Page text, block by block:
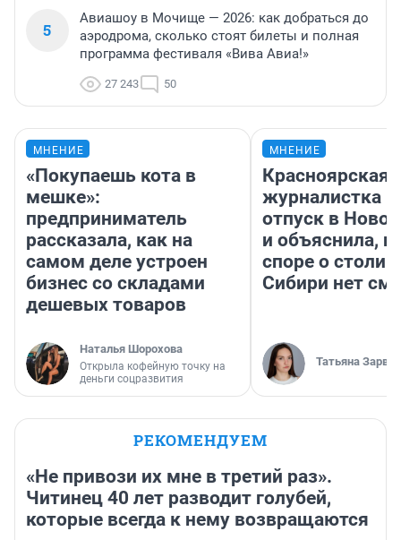
5
Авиашоу в Мочище — 2026: как добраться до
аэродрома, сколько стоят билеты и полная
программа фестиваля «Вива Авиа!»
27 243 50
МНЕНИЕ
«Покупаешь кота в
мешке»:
предприниматель
рассказала, как на
самом деле устроен
бизнес со складами
дешевых товаров
Наталья Шорохова
Открыла кофейную точку на
деньги соцразвития
МНЕНИЕ
Красноярская
журналистка
отпуск в
и объяснила,
споре о
Сибири нет
Татьяна Зарва
РЕКОМЕНДУЕМ
«Не привози их мне в третий раз».
Читинец 40 лет разводит голубей,
которые всегда к нему возвращаются